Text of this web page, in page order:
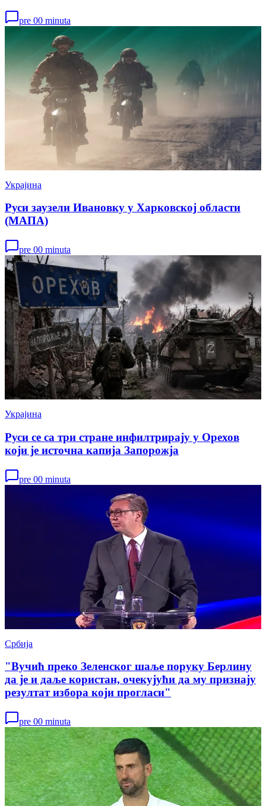
pre 00 minuta
Украјина
Руси заузели Ивановку у Харковској области
(МАПА)
pre 00 minuta
Украјина
Руси се са три стране инфилтрирају у Орехов
који је источна капија Запорожја
pre 00 minuta
Србија
"Вучић преко Зеленског шаље поруку Берлину
да је и даље користан, очекујући да му признају
резултат избора који прогласи"
pre 00 minuta